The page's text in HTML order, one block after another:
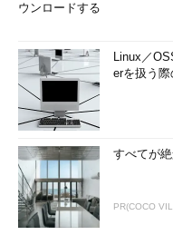
ウンロードする
Linux／
erを扱う際
すべてが
PR(COCO